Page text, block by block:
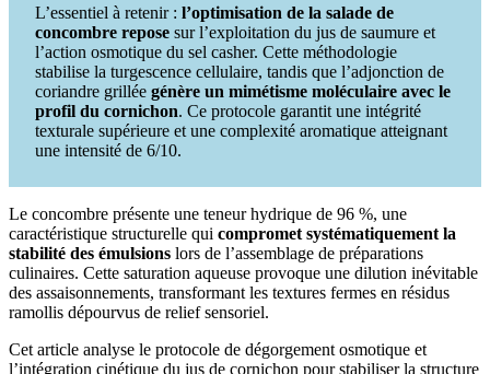
L’essentiel à retenir : l’optimisation de la salade de
concombre repose sur l’exploitation du jus de saumure et
l’action osmotique du sel casher. Cette méthodologie
stabilise la turgescence cellulaire, tandis que l’adjonction de
coriandre grillée génère un mimétisme moléculaire avec le
profil du cornichon. Ce protocole garantit une intégrité
texturale supérieure et une complexité aromatique atteignant
une intensité de 6/10.
Le concombre présente une teneur hydrique de 96 %, une
caractéristique structurelle qui compromet systématiquement la
stabilité des émulsions lors de l’assemblage de préparations
culinaires. Cette saturation aqueuse provoque une dilution inévitable
des assaisonnements, transformant les textures fermes en résidus
ramollis dépourvus de relief sensoriel.
Cet article analyse le protocole de dégorgement osmotique et
l’intégration cinétique du jus de cornichon pour stabiliser la structure